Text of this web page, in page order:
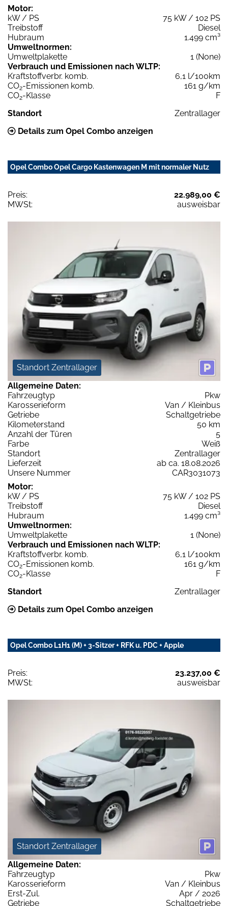
Motor:
kW / PS
75 kW / 102 PS
Treibstoff
Diesel
Hubraum
1.499 cm³
Umweltnormen:
Umweltplakette
1 (None)
Verbrauch und Emissionen nach WLTP:
Kraftstoffverbr. komb.
6,1 l/100km
CO2-Emissionen komb.
161 g/km
CO2-Klasse
F
Standort
Zentrallager
Details zum Opel Combo anzeigen
Opel Combo Opel Cargo Kastenwagen M mit normaler Nutz
Preis:
22.989,00 €
MWSt:
ausweisbar
Standort Zentrallager
Allgemeine Daten:
Fahrzeugtyp
Pkw
Karosserieform
Van / Kleinbus
Getriebe
Schaltgetriebe
Kilometerstand
50 km
Anzahl der Türen
5
Farbe
Weiß
Standort
Zentrallager
Lieferzeit
ab ca. 18.08.2026
Unsere Nummer
CAR3031073
Motor:
kW / PS
75 kW / 102 PS
Treibstoff
Diesel
Hubraum
1.499 cm³
Umweltnormen:
Umweltplakette
1 (None)
Verbrauch und Emissionen nach WLTP:
Kraftstoffverbr. komb.
6,1 l/100km
CO2-Emissionen komb.
161 g/km
CO2-Klasse
F
Standort
Zentrallager
Details zum Opel Combo anzeigen
Opel Combo L1H1 (M) + 3-Sitzer + RFK u. PDC + Apple
Preis:
23.237,00 €
MWSt:
ausweisbar
Standort Zentrallager
Allgemeine Daten:
Fahrzeugtyp
Pkw
Karosserieform
Van / Kleinbus
Erst-Zul.
Apr / 2026
Getriebe
Schaltgetriebe